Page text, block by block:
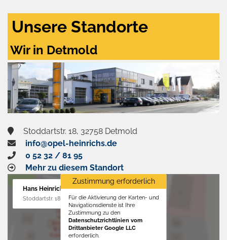
Unsere Standorte
Wir in Detmold
Stoddartstr. 18, 32758 Detmold
info@opel-heinrichs.de
0 52 32 / 81 95
Mehr zu diesem Standort
Hans Heinrichs GmbH
Stoddartstr. 18, 32758 Detmold
Zustimmung erforderlich
Für die Aktivierung der Karten- und
Navigationsdienste ist Ihre
Zustimmung zu den
Datenschutzrichtlinien vom
Drittanbieter Google LLC
erforderlich.